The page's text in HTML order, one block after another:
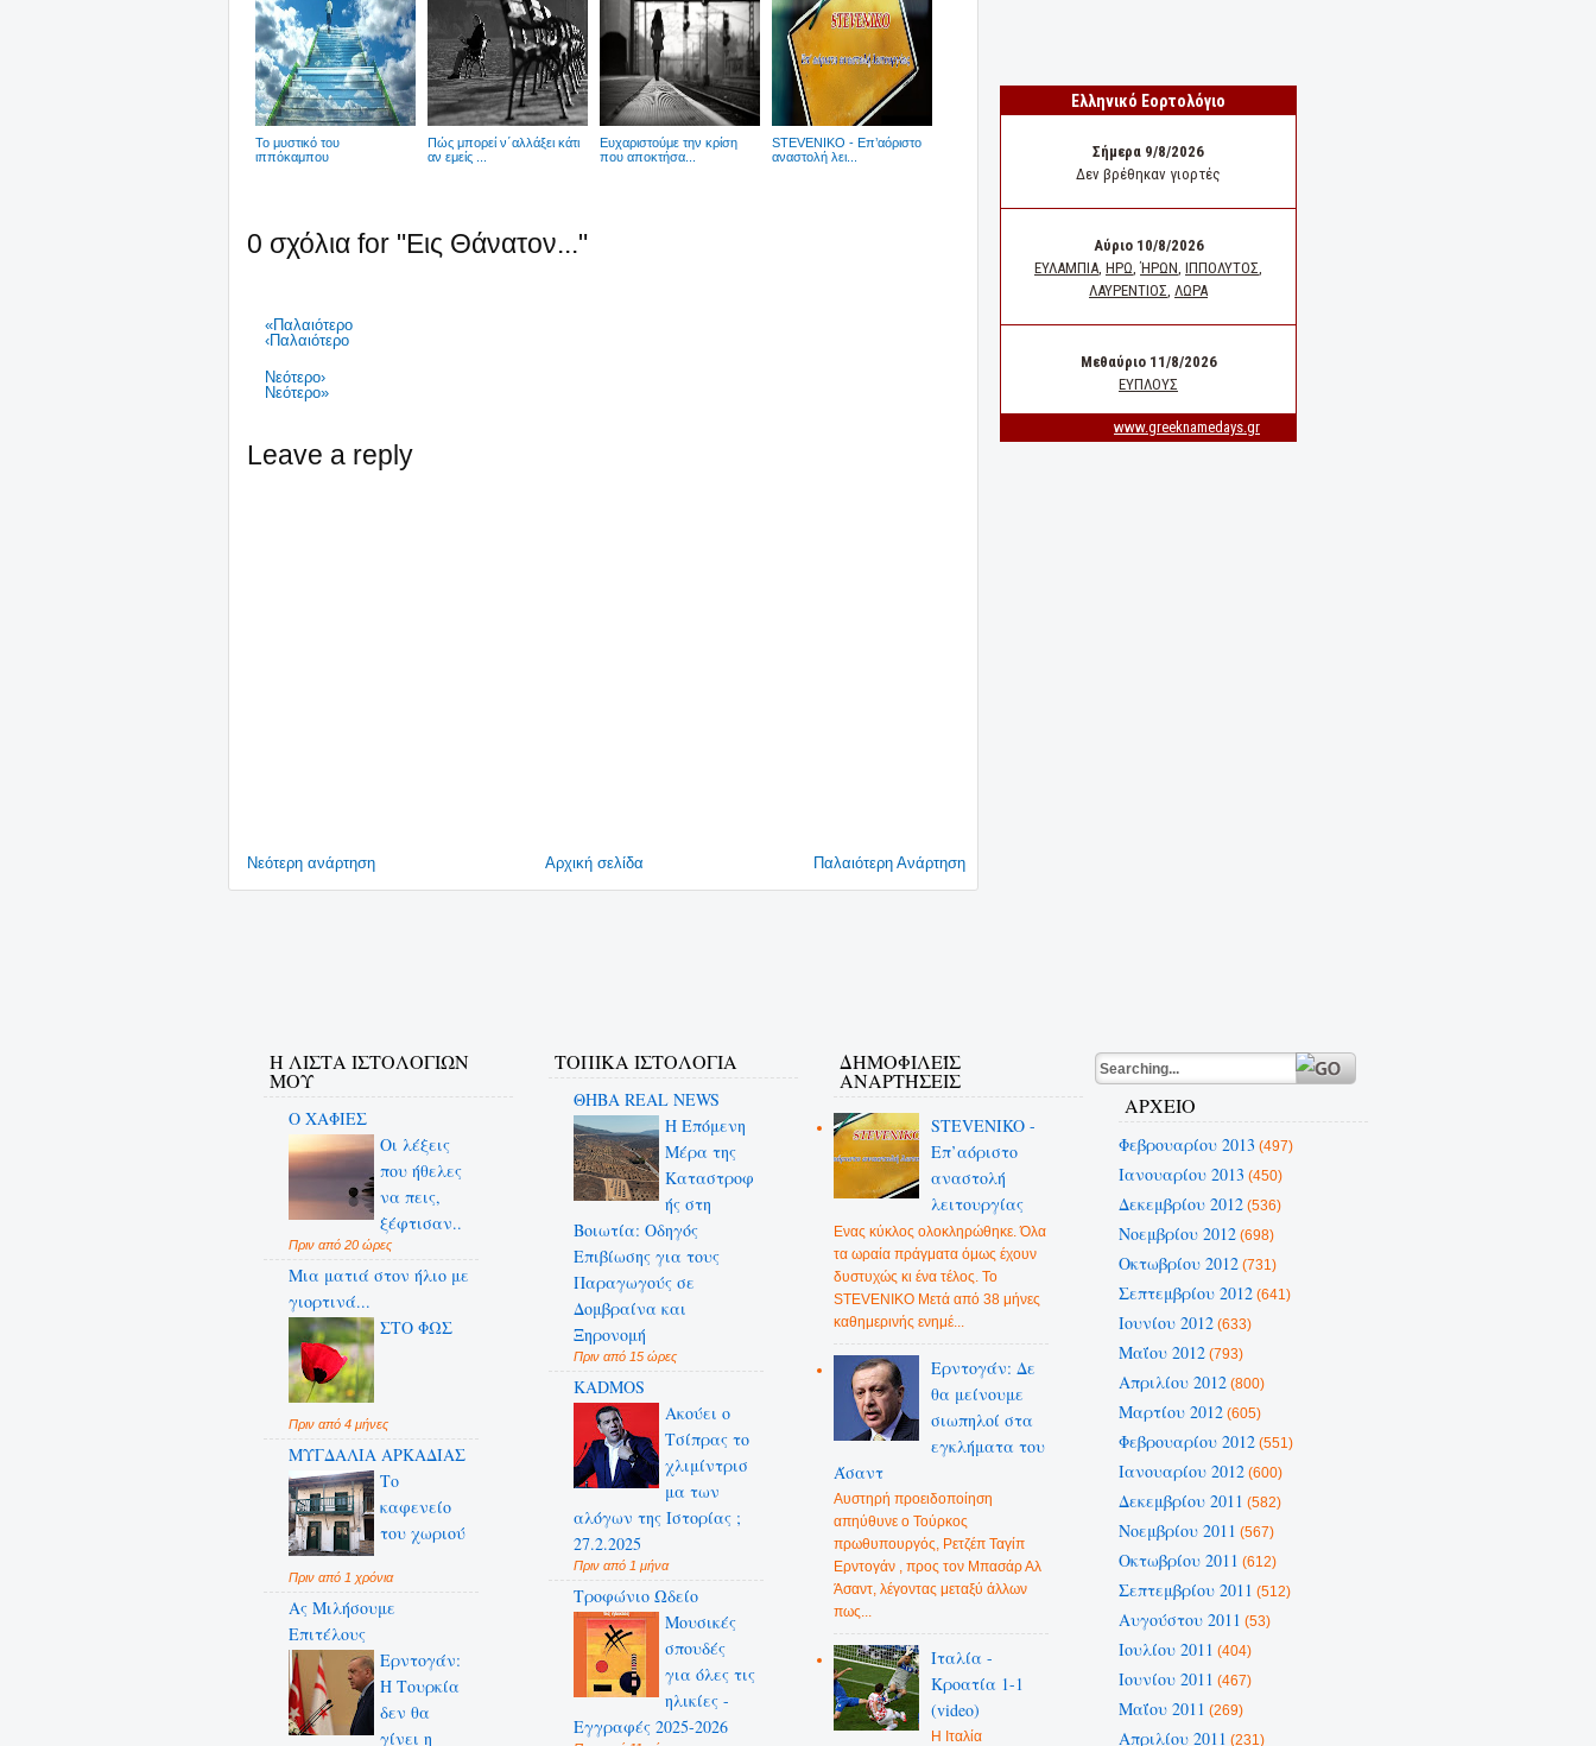
Το μυστικό του
ιππόκαμπου
Πώς μπορεί ν΄αλλάξει κάτι
αν εμείς ...
Ευχαριστούμε την κρίση
που αποκτήσα...
STEVENIKO - Επ’αόριστο
αναστολή λει...
0 σχόλια for "Εις Θάνατον..."
«Παλαιότερο
‹Παλαιότερο
Νεότερο›
Νεότερο»
Leave a reply
Νεότερη ανάρτηση Παλαιότερη Ανάρτηση
Αρχική σελίδα
Η ΛΙΣΤΑ ΙΣΤΟΛΟΓΙΩΝ
ΜΟΥ
Ο ΧΑΦΙΕΣ
Οι λέξεις
που ήθελες
να πεις,
ξέφτισαν..
Πριν από 20 ώρες
Μια ματιά στον ήλιο με
γιορτινά...
ΣΤΟ ΦΩΣ
Πριν από 4 μήνες
ΜΥΓΔΑΛΙΑ ΑΡΚΑΔΙΑΣ
Το
καφενείο
του χωριού
Πριν από 1 χρόνια
Ας Μιλήσουμε
Επιτέλους
Ερντογάν:
Η Τουρκία
δεν θα
γίνει η
ΤΟΠΙΚΑ ΙΣΤΟΛΟΓΙΑ
ΘΗΒΑ REAL NEWS
Η Επόμενη
Μέρα της
Καταστροφ
ής στη
Βοιωτία: Οδηγός
Επιβίωσης για τους
Παραγωγούς σε
Δομβραίνα και
Ξηρονομή
Πριν από 15 ώρες
KADMOS
Ακούει ο
Τσίπρας το
χλιμίντρισ
μα των
αλόγων της Ιστορίας ;
27.2.2025
Πριν από 1 μήνα
Τροφώνιο Ωδείο
Mουσικές
σπουδές
για όλες τις
ηλικίες -
Εγγραφές 2025-2026
ΔΗΜΟΦΙΛΕΊΣ
ΑΝΑΡΤΉΣΕΙΣ
STEVENIKO -
Επ’αόριστο
αναστολή
λειτουργίας
Ενας κύκλος ολοκληρώθηκε. Όλα
τα ωραία πράγματα όμως έχουν
δυστυχώς κι ένα τέλος. Το
STEVENIKO Μετά από 38 μήνες
καθημερινής ενημέ...
Ερντογάν: Δε
θα μείνουμε
σιωπηλοί στα
εγκλήματα του
Άσαντ
Αυστηρή προειδοποίηση
απηύθυνε ο Τούρκος
πρωθυπουργός, Ρετζέπ Ταγίπ
Ερντογάν , προς τον Μπασάρ Αλ
Άσαντ, λέγοντας μεταξύ άλλων
πως...
Ιταλία -
Κροατία 1-1
(video)
Η Ιταλία
ΑΡΧΕΙΟ
Φεβρουαρίου 2013 (497)
Ιανουαρίου 2013 (450)
Δεκεμβρίου 2012(536)
Νοεμβρίου 2012(698)
Οκτωβρίου 2012(731)
Σεπτεμβρίου 2012(641)
Ιουνίου 2012(633)
Μαΐου 2012(793)
Απριλίου 2012(800)
Μαρτίου 2012(605)
Φεβρουαρίου 2012(551)
Ιανουαρίου 2012(600)
Δεκεμβρίου 2011 (582)
Νοεμβρίου 2011 (567)
Οκτωβρίου 2011 (612)
Σεπτεμβρίου 2011 (512)
Αυγούστου 2011 (53)
Ιουλίου 2011 (404)
Ιουνίου 2011 (467)
Μαΐου 2011 (269)
Απριλίου 2011 (231)